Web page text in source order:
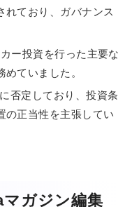
れており、ガバナンス
ー投資を行った主要な
ていました。
否定しており、投資条
の正当性を主張してい
ガジン編集